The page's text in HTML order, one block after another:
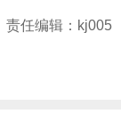
责任编辑：kj005